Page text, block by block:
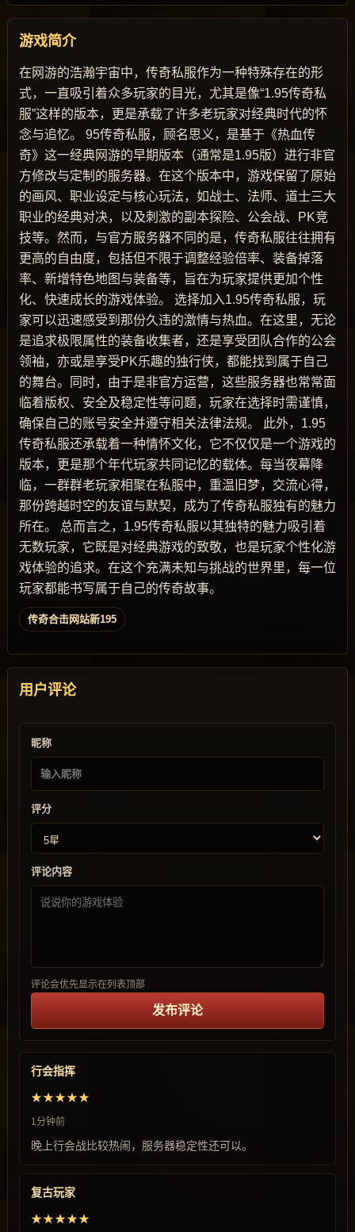
游戏简介
在网游的浩瀚宇宙中，传奇私服作为一种特殊存在的形
式，一直吸引着众多玩家的目光，尤其是像“1.95传奇私
服”这样的版本，更是承载了许多老玩家对经典时代的怀
念与追忆。 95传奇私服，顾名思义，是基于《热血传
奇》这一经典网游的早期版本（通常是1.95版）进行非官
方修改与定制的服务器。在这个版本中，游戏保留了原始
的画风、职业设定与核心玩法，如战士、法师、道士三大
职业的经典对决，以及刺激的副本探险、公会战、PK竞
技等。然而，与官方服务器不同的是，传奇私服往往拥有
更高的自由度，包括但不限于调整经验倍率、装备掉落
率、新增特色地图与装备等，旨在为玩家提供更加个性
化、快速成长的游戏体验。 选择加入1.95传奇私服，玩
家可以迅速感受到那份久违的激情与热血。在这里，无论
是追求极限属性的装备收集者，还是享受团队合作的公会
领袖，亦或是享受PK乐趣的独行侠，都能找到属于自己
的舞台。同时，由于是非官方运营，这些服务器也常常面
临着版权、安全及稳定性等问题，玩家在选择时需谨慎，
确保自己的账号安全并遵守相关法律法规。 此外，1.95
传奇私服还承载着一种情怀文化，它不仅仅是一个游戏的
版本，更是那个年代玩家共同记忆的载体。每当夜幕降
临，一群群老玩家相聚在私服中，重温旧梦，交流心得，
那份跨越时空的友谊与默契，成为了传奇私服独有的魅力
所在。 总而言之，1.95传奇私服以其独特的魅力吸引着
无数玩家，它既是对经典游戏的致敬，也是玩家个性化游
戏体验的追求。在这个充满未知与挑战的世界里，每一位
玩家都能书写属于自己的传奇故事。
传奇合击网站新195
用户评论
昵称
评分
评论内容
评论会优先显示在列表顶部
发布评论
行会指挥
★★★★★
1分钟前
晚上行会战比较热闹，服务器稳定性还可以。
复古玩家
★★★★★